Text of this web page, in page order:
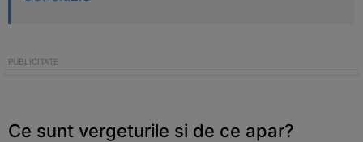
Ce sunt vergeturile si de ce apar?